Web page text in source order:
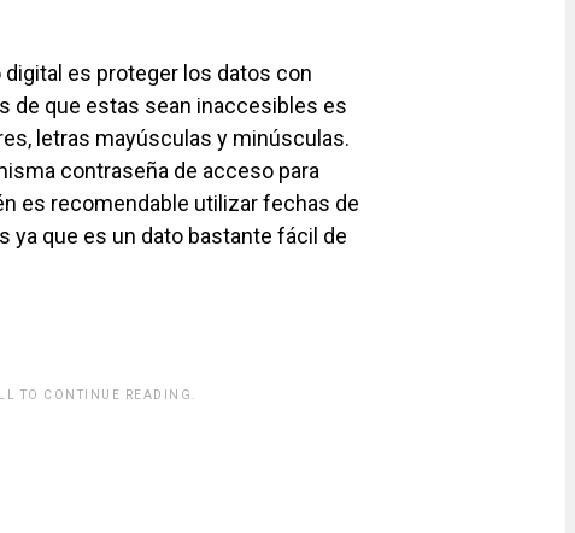
es proteger los datos con
de que estas sean inaccesibles es
letras mayúsculas y minúsculas.
contraseña de acceso para
es recomendable utilizar fechas de
ya que es un dato bastante fácil de
TO CONTINUE READING.